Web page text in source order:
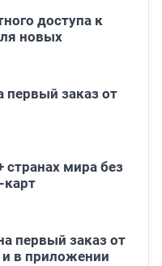
доступа к
новых
первый заказ от
странах мира без
карт
первый заказ от
и в приложении